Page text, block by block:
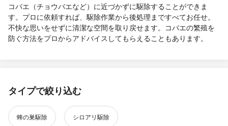
コバエ（チョウバエなど）に近づかずに駆除することができま
す。プロに依頼すれば、駆除作業から後処理まですべてお任せ。
不快な思いをせずに清潔な空間を取り戻せます。コバエの繁殖を
防ぐ方法をプロからアドバイスしてもらえることもあります。
タイプで絞り込む
蜂の巣駆除 シロアリ駆除